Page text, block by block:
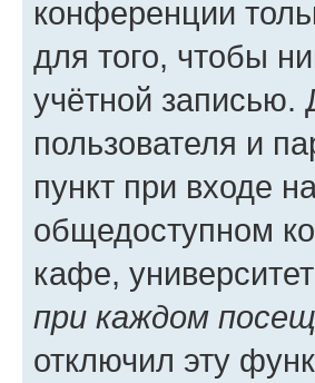
конференции
для того, чтобы
учётной записью.
пользователя и
пункт при входе
общедоступном
кафе,
при каждом
отключил эту